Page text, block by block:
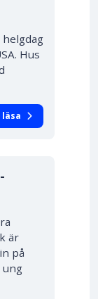
Hus
är
på
ung